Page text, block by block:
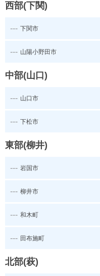
西部(下関)
--- 下関市
--- 山陽小野田市
中部(山口)
--- 山口市
--- 下松市
東部(柳井)
--- 岩国市
--- 柳井市
--- 和木町
--- 田布施町
北部(萩)